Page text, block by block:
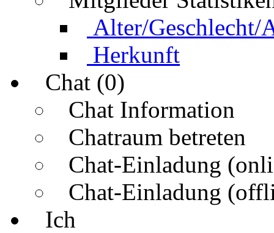
Alter/Geschlecht/
Herkunft
Chat (0)
Chat Information
Chatraum betreten
Chat-Einladung
Chat-Einladung
Ich